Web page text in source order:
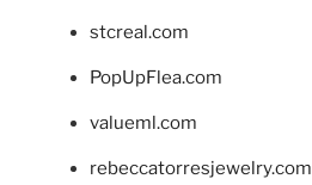
stcreal.com
PopUpFlea.com
valueml.com
rebeccatorresjewelry.com